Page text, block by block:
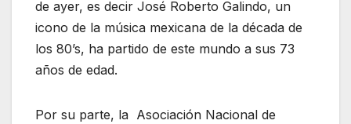
de ayer, es decir José Roberto Galindo, un
icono de la música mexicana de la década de
los 80’s, ha partido de este mundo a sus 73
años de edad.
Por su parte, la Asociación Nacional de